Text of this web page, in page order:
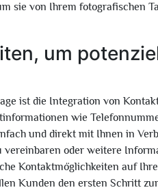
sie von Ihrem fotografischen
um
ist die Integration von
wie
und direkt mit Ihnen in
oder weitere
Kontaktmöglichkeiten auf
Kunden den ersten Schritt zur